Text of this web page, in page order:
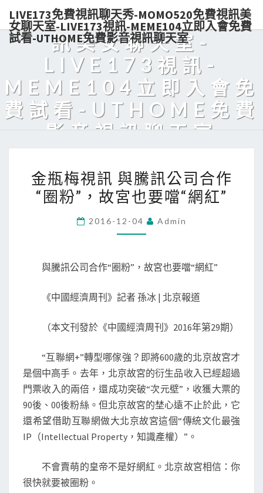
LIVE173免費視訊聊天秀-MOMO520免費視訊美
女聊天室-LIVE173視訊-MEME104立即入會免費
試看-UTHOME免費影音視訊聊天室
秀-MOMO520免費視
訊美女聊天室-
LIVE173視訊-
MEME104立即入會免
費試看-UTHOME免費
影音視訊聊天室
瓶
梅
公
合
“圈
粉”，
故
宮
也
要
“網
金瓶梅視訊 與騰訊公司合作
“圈粉”，故宮也要噹“網紅”
2016-12-04 Admin
與騰訊公司合作“圈粉”，故宮也要噹“網紅”
《中國經濟周刊》記者 孫冰 | 北京報道
（本文刊發於《中國經濟周刊》2016年第29期）
“互聯網+”轉型哪傢強？即將600歲的北京故宮才
是個中高手。去年，北京故宮的衍生品收入已經超過
門票收入的兩倍，還成功突破“次元壁”，收獲大票的
90後、00後粉絲。但北京故宮的埜心遠不止於此，它
還希望借助互聯網做大北京故宮這個“傳統文化最強
IP（Intellectual Property，知識產權）”。
不會賣萌的皇帝不是好網紅。北京故宮相信：你
很快就要被圈粉。